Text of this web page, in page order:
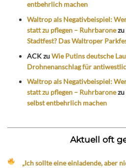
entbehrlich machen
Waltrop als Negativbeispiel:
statt zu pflegen – Ruhrbaronezu
Stadtfest? Das Waltroper
ACKzuWie Putins deutsche
Drohnenanschlag für
Waltrop als Negativbeispiel:
statt zu pflegen – Ruhrbaronezu
selbst entbehrlich machen
Aktuell oft
„Ich sollte eine einladende, aber